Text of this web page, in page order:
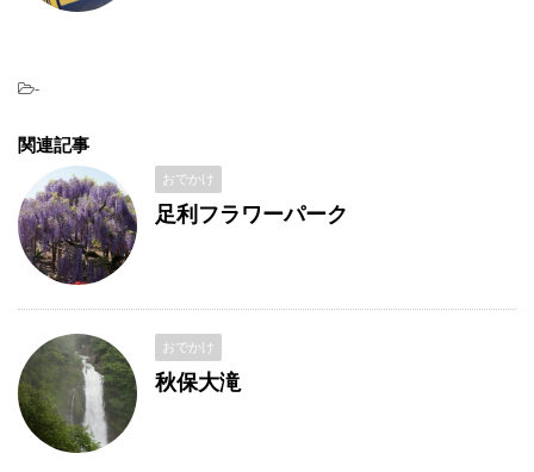
-
関連記事
おでかけ
足利フラワーパーク
おでかけ
秋保大滝